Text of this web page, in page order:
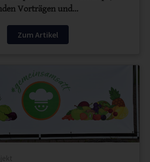
Vorträgen und…
Zum Artikel